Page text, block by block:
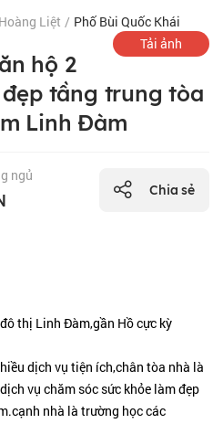
Liệt / Phố Bùi Quốc Khái
Tải ảnh
hộ 2
tầng trung tòa
Linh Đàm
ngủ
Chia sẻ
thị Linh Đàm,gần Hồ cực kỳ
dịch vụ tiện ích,chân tòa nhà là
vụ chăm sóc sức khỏe làm đẹp
nhà là trường học các